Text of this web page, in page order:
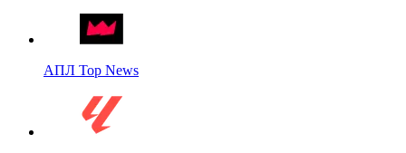
АПЛ Top News